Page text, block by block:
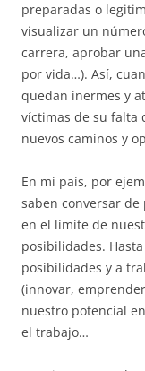
preparadas o
visualizar un
carrera, aprobar
por vida…). Así,
quedan inermes y
víctimas de su falta
nuevos caminos y
En mi país, por
saben conversar
en el límite de
posibilidades.
posibilidades y a
(innovar,
nuestro potencial
el trabajo…